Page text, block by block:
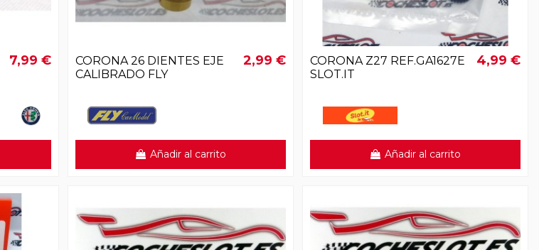
7,99 €
CORONA 26 DIENTES EJE
CALIBRADO FLY
2,99 €
Añadir al carrito
CORONA Z27 REF.GA1627E
SLOT.IT
4,99 €
Añadir al carrito